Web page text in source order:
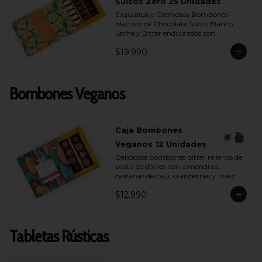
Exquisitos y Cremosos Bombones
Macizos de Chocolate Suizo Blanco,
Leche y Bitter endulzados con
$19.990
Bombones Veganos
Caja Bombones
Veganos 12 Unidades
Deliciosos bombones bitter rellenos de
pasta de dátiles con almendras,
castañas de cajú, cranberries y nuez.
$12.990
Tabletas Rústicas